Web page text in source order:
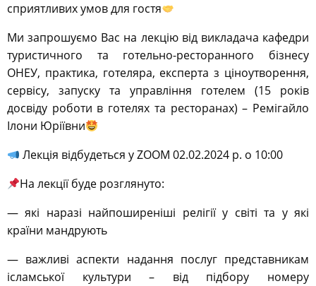
сприятливих умов для гостя
Ми запрошуємо Вас на лекцію від викладача кафедри
туристичного та готельно-ресторанного бізнесу
ОНЕУ, практика, готеляра, експерта з ціноутворення,
сервісу, запуску та управління готелем (15 років
досвіду роботи в готелях та ресторанах) – Ремігайло
Ілони Юріївни
Лекція відбудеться у ZOOM 02.02.2024 р. о 10:00
На лекції буде розглянуто:
— які наразі найпоширеніші релігії у світі та у які
країни мандрують
— важливі аспекти надання послуг представникам
ісламської культури – від підбору номеру